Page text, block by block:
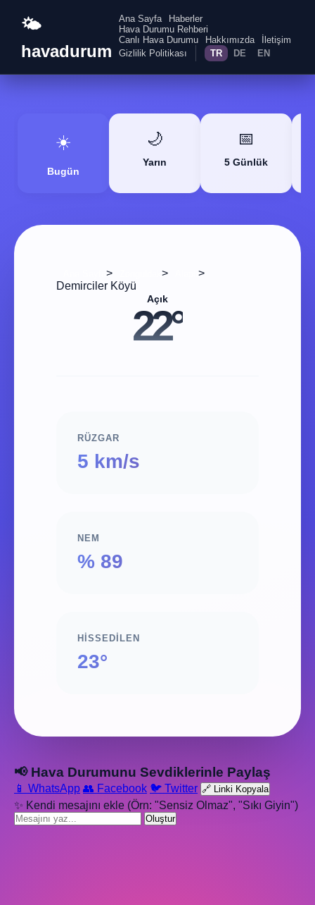
🌤️
havadurum
Ana Sayfa
Haberler
Hava Durumu Rehberi
Canlı Hava Durumu
Hakkımızda
İletişim
Gizlilik Politikası
TR DE EN
☀️
Bugün
🌙
Yarın
📅
5 Günlük
> >
>
Demirciler Köyü
Açık
22°
RÜZGAR
5 km/s
NEM
% 89
HISSEDILEN
23°
📢 Hava Durumunu Sevdiklerinle Paylaş
📱 WhatsApp 👥 Facebook 🐦 Twitter 🔗 Linki Kopyala
✨ Kendi mesajını ekle (Örn: "Sensiz Olmaz", "Sıkı Giyin")
Oluştur